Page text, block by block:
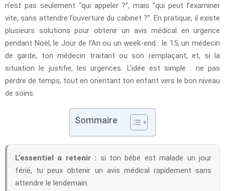
n’est pas seulement “qui appeler ?”, mais “qui peut l’examiner
vite, sans attendre l’ouverture du cabinet ?”. En pratique, il existe
plusieurs solutions pour obtenir un avis médical en urgence
pendant Noël, le Jour de l’An ou un week-end : le 15, un médecin
de garde, ton médecin traitant ou son remplaçant, et, si la
situation le justifie, les urgences. L’idée est simple : ne pas
perdre de temps, tout en orientant ton enfant vers le bon niveau
de soins.
Sommaire
L’essentiel a retenir : si ton bébé est malade un jour
férié, tu peux obtenir un avis médical rapidement sans
attendre le lendemain.